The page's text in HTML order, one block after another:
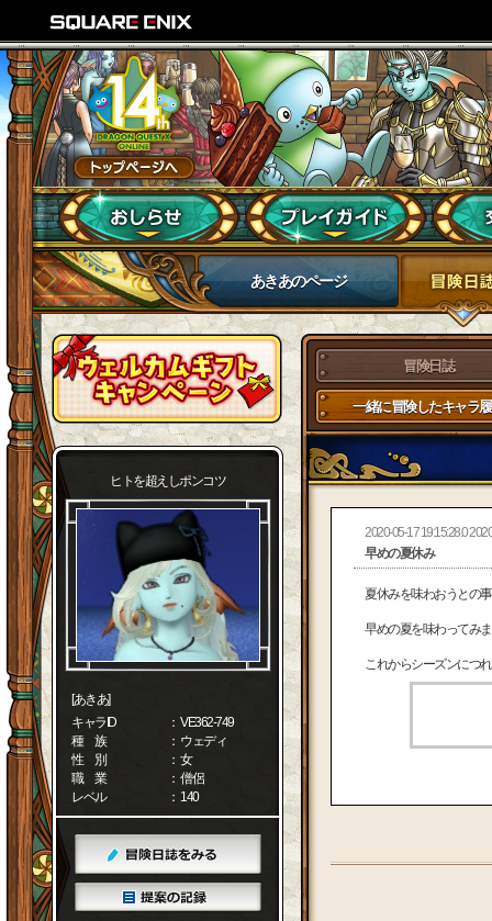
あきあのページ
ヒトを超えしポンコツ
[あきあ]
キャラID
： VE362-749
種 族
： ウェディ
性 別
： 女
職 業
： 僧侶
レベル
： 140
冒険日誌
一緒に冒険したキャラ
2020-05-17 19:15:28.0
早めの夏休み
夏休みを味わおうとの
早めの夏を味わってみ
これからシーズンにつ